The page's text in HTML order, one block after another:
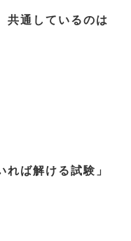
共通しているのは
れば解ける試験」